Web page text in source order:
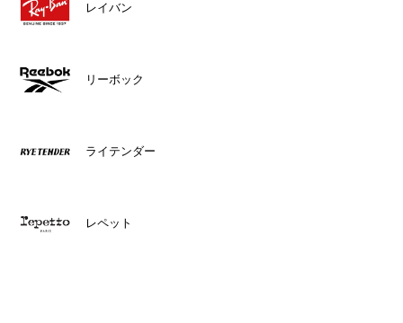
レイバン
リーボック
ライテンダー
レペット